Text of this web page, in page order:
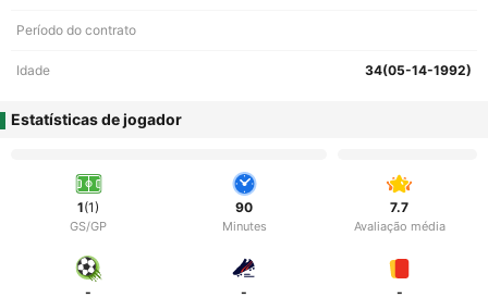
Período do contrato
Idade 34(05-14-1992)
Estatísticas de jogador
1(1)
GS/GP
90
Minutes
7.7
Avaliação média
- - -